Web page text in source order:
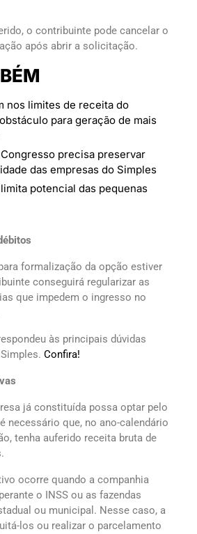
o contribuinte pode cancelar o
após abrir a solicitação.
nos limites de receita do
para geração de mais
precisa preservar
das empresas do Simples
potencial das pequenas
formalização da opção estiver
conseguirá regularizar as
que impedem o ingresso no
às principais dúvidas
Confira!
já constituída possa optar pelo
necessário que, no ano-calendário
tenha auferido receita bruta de
ocorre quando a companhia
o INSS ou as fazendas
ou municipal. Nesse caso, a
los ou realizar o parcelamento